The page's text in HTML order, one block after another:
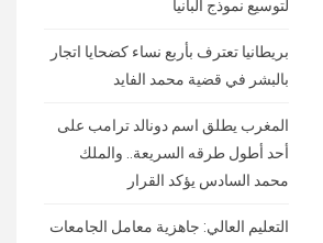
لتوسيع نموذج ألبانيا
بريطانيا تعترف بأربع نساء كضحايا اتجار
بالبشر في قضية محمد الفايد
المغرب يطلق اسم دونالد ترامب على
أحد أطول طرقه السريعة.. والملك
محمد السادس يؤكد القرار
التعليم العالي: جاهزية معامل الجامعات